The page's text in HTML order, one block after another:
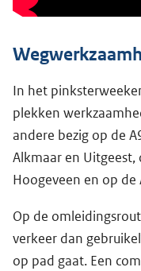
In het
plekken
andere bezig op de
Alkmaar en Uitgeest,
Hoogeveen en op de
Op de
verkeer dan
op pad gaat. Een